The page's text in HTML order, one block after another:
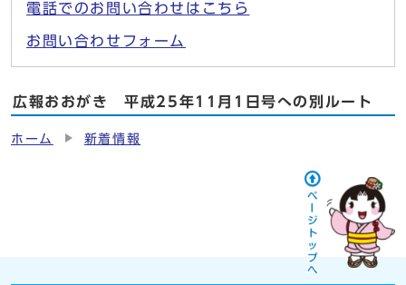
電話でのお問い合わせはこちら
お問い合わせフォーム
広報おおがき 平成25年11月1日号への別ルート
ホーム 新着情報